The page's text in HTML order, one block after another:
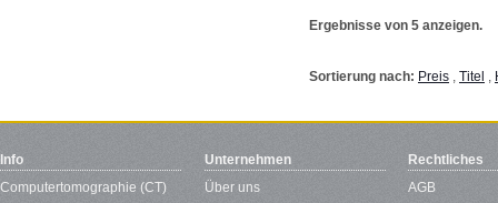
Ergebnisse von 5 anzeigen.
Sortierung nach: Preis , Titel ,
Info
Computertomographie (CT)
Unternehmen
Über uns
Rechtliches
AGB